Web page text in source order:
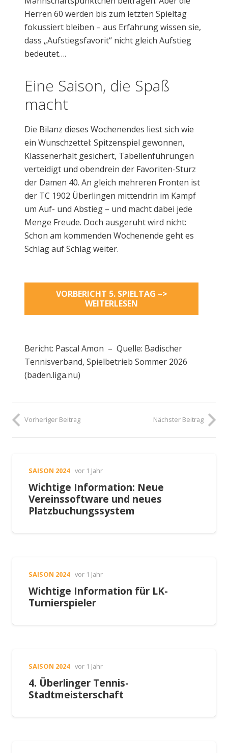
Herren 60 werden bis zum letzten Spieltag
fokussiert bleiben – aus Erfahrung wissen sie,
dass „Aufstiegsfavorit“ nicht gleich Aufstieg
bedeutet….
Eine Saison, die Spaß
macht
Die Bilanz dieses Wochenendes liest sich wie
ein Wunschzettel: Spitzenspiel gewonnen,
Klassenerhalt gesichert, Tabellenführungen
verteidigt und obendrein der Favoriten-Sturz
der Damen 40. An gleich mehreren Fronten ist
der TC 1902 Überlingen mittendrin im Kampf
um Auf- und Abstieg – und macht dabei jede
Menge Freude. Doch ausgeruht wird nicht:
Schon am kommenden Wochenende geht es
Schlag auf Schlag weiter.
VORBERICHT 5. SPIELTAG –>
WEITERLESEN
Bericht: Pascal Amon – Quelle: Badischer
Tennisverband, Spielbetrieb Sommer 2026
(baden.liga.nu)
Vorheriger Beitrag Nächster Beitrag
SAISON 2024 vor 1 Jahr
Wichtige Information: Neue
Vereinssoftware und neues
Platzbuchungssystem
SAISON 2024 vor 1 Jahr
Wichtige Information für LK-
Turnierspieler
SAISON 2024 vor 1 Jahr
4. Überlinger Tennis-
Stadtmeisterschaft